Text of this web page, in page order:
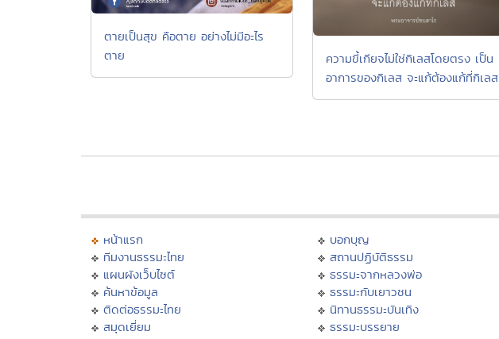
ตายเป็นสุข คือตาย อย่างไม่มีอะไร
ตาย
ความขี้เกียจไม่ใช่กิเลสโดยตรง เป็น
อาการของกิเลส จะแก้ต้องแก้ที่กิเลส
หน้าแรก
ทีมงานธรรมะไทย
แผนผังเว็บไซต์
ค้นหาข้อมูล
ติดต่อธรรมะไทย
สมุดเยี่ยม
บอกบุญ
สถานปฏิบัติธรรม
ธรรมะจากหลวงพ่อ
ธรรมะกับเยาวชน
นิทานธรรมะบันเทิง
ธรรมะบรรยาย